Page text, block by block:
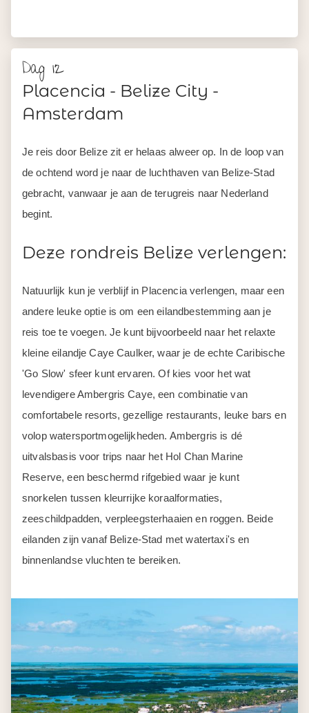
Je reis door Belize zit er helaas alweer op. In de loop van
de ochtend word je naar de luchthaven van Belize-Stad
gebracht, vanwaar je aan de terugreis naar Nederland
begint.
Deze rondreis Belize verlengen:
Natuurlijk kun je verblijf in Placencia verlengen, maar een
andere leuke optie is om een eilandbestemming aan je
kleine eilandje Caye Caulker, waar je de echte Caribische